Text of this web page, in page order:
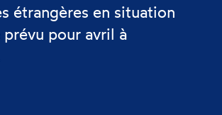
étrangères en situation
pour avril à